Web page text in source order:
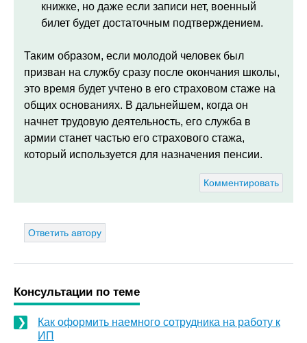
книжке, но даже если записи нет, военный
билет будет достаточным подтверждением.
Таким образом, если молодой человек был
призван на службу сразу после окончания школы,
это время будет учтено в его страховом стаже на
общих основаниях. В дальнейшем, когда он
начнет трудовую деятельность, его служба в
армии станет частью его страхового стажа,
который используется для назначения пенсии.
Комментировать
Ответить автору
Консультации по теме
Как оформить наемного сотрудника на работу к
ИП